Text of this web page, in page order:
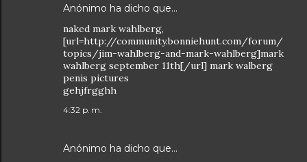
Anónimo ha dicho que…
naked mark wahlberg,
[url=http://community.bonniehunt.com/forum/
topics/jim-wahlberg-and-mark-wahlberg]mark
wahlberg september 11th[/url] mark walberg
penis pictures
gehjfrgghh
4:32 p. m.
Anónimo ha dicho que…